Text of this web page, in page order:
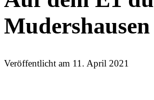
Veröffentlicht am 11. April 2021